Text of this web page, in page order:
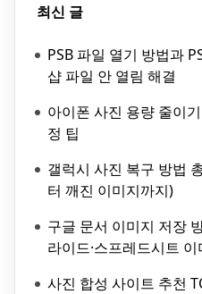
최신 글
PSB 파일 열기 방법과
샵 파일 안 열림 해결
아이폰 사진 용량 줄이
정 팁
갤럭시 사진 복구 방법
터 깨진 이미지까지)
구글 문서 이미지 저장
라이드·스프레드시트
사진 합성 사이트 추천